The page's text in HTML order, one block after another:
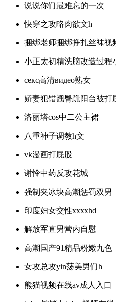
说说你们最难忘的一次
快穿之攻略肉欲文h
捆绑老师捆绑挣扎丝袜视
小正太初精洗脑改造过程
ceкс高清видео熟女
娇妻犯错翘臀跪阳台被打
洛丽塔cos中二公主裙
八重神子调教h文
vk漫画打屁股
谢怜中药反攻花城
强制夹冰块高潮惩罚双男
印度妇女交性xxxxhd
解放军直男营内自慰
高潮国产91精品粉嫩九色
女攻总攻yin荡美男们h
熊猫视频在线av成人入口